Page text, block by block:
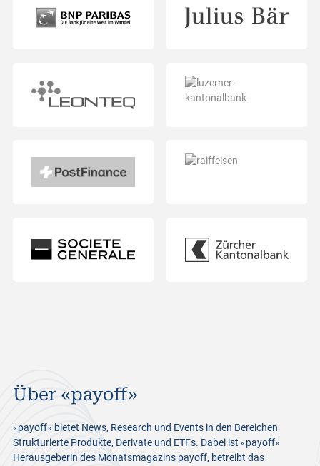
Über «payoff»
«payoff» bietet News, Research und Events in den Bereichen
Strukturierte Produkte, Derivate und ETFs. Dabei ist «payoff»
Herausgeberin des Monatsmagazins payoff, betreibt das